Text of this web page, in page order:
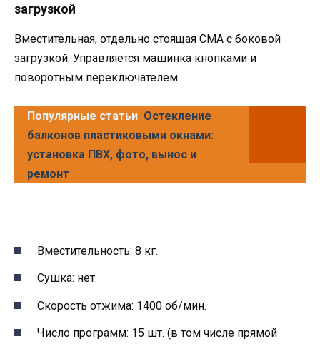
загрузкой
Вместительная, отдельно стоящая СМА с боковой
загрузкой. Управляется машинка кнопками и
поворотным переключателем.
Популярные статьи Остекление
балконов пластиковыми окнами:
установка ПВХ, фото, вынос и
ремонт
Вместительность: 8 кг.
Сушка: нет.
Скорость отжима: 1400 об/мин.
Число программ: 15 шт. (в том числе прямой